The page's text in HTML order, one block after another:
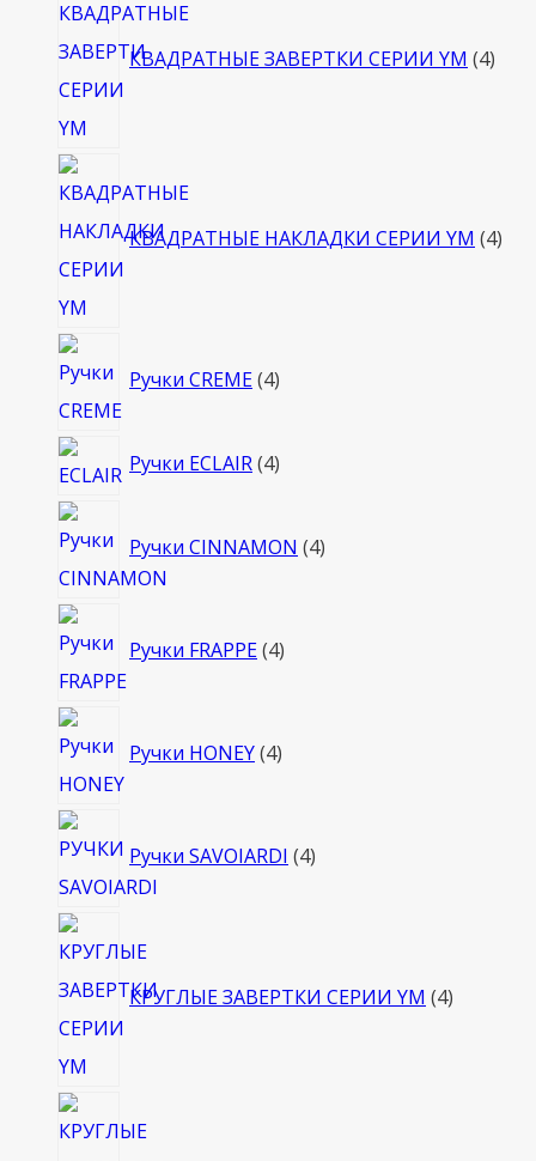
КВАДРАТНЫЕ ЗАВЕРТКИ СЕРИИ YM 4
КВАДРАТНЫЕ НАКЛАДКИ СЕРИИ YM 4
Ручки CREME 4товара
Ручки ECLAIR 44
Ручки CINNAMON 4товара
Ручки FRAPPE 4товара
Ручки HONEY 4товара
Ручки SAVOIARDI 4товара
КРУГЛЫЕ ЗАВЕРТКИ СЕРИИ YM 4